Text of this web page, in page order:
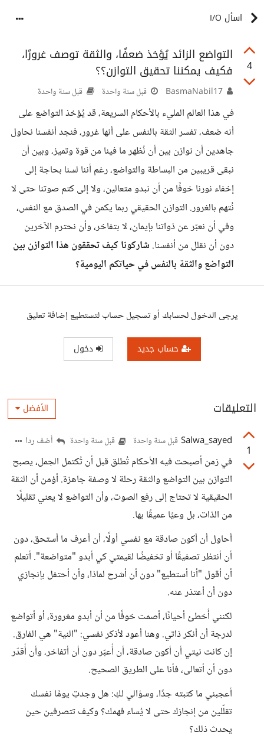
اسأل I/O
4
التواضع الزائد يُؤخذ ضعفًا، والثقة توصف غرورًا،
فكيف يمكننا تحقيق التوازن؟؟
قبل سنة واحدة قبل سنة واحدة
في هذا العالم المليء بالأحكام السريعة، قد يُؤخذ التواضع على
أنه ضعف، تفسر الثقة بالنفس على أنها غرور، فنجد أنفسنا نحاول
جاهدين أن نوازن بين أن نُظهر ما فينا من قوة وتميز، وبين أن
نبقى قريبين من البساطة والتواضع، رغم أننا لسنا بحاجة إلى
إخفاء نورنا خوفًا من أن نبدو متعالين، ولا إلى كتم صوتنا حتى لا
نُتهم بالغرور. التوازن الحقيقي ربما يكمن في الصدق مع النفس،
وفي أن نعبّر عن ذواتنا بإيمان، لا بتفاخر، وأن نحترم الآخرين
دون أن نقلل من أنفسنا. شاركونا كيف تحققون هذا التوازن بين
التواضع والثقة بالنفس في حياتكم اليومية؟
يرجى الدخول لحسابك أو تسجيل حساب لتستطيع إضافة تعليق
حساب جديد دخول
التعليقات الأفضل
1
Salwa_sayed قبل سنة واحدة قبل سنة واحدة أضف ردا
في زمن أصبحت فيه الأحكام تُطلق قبل أن تُكتمل الجمل، يصبح
التوازن بين التواضع والثقة رحلة لا وصفة جاهزة. أؤمن أن الثقة
الحقيقية لا تحتاج إلى رفع الصوت، وأن التواضع لا يعني تقليلًا
من الذات، بل وعيًا عميقًا بها.
أحاول أن أكون صادقة مع نفسي أولًا، أن أعرف ما أستحق، دون
أن أنتظر تصفيقًا أو تخفيضًا لقيمتي كي أبدو "متواضعة". أتعلم
أن أقول "أنا أستطيع" دون أن أشرح لماذا، وأن أحتفل بإنجازي
دون أن أعتذر عنه.
لكنني أُخطئ أحيانًا، أصمت خوفًا من أن أبدو مغرورة، أو أتواضع
لدرجة أن أنكر ذاتي. وهنا أعود لأذكر نفسي: "النية" هي الفارق.
إن كانت نيتي أن أكون صادقة، أن أُعبّر دون أن أتفاخر، وأن أُقدّر
دون أن أتعالى، فأنا على الطريق الصحيح.
أعجبني ما كتبته جدًا، وسؤالي لكِ: هل وجدتِ يومًا نفسك
تقلّلين من إنجازك حتى لا يُساء فهمك؟ وكيف تتصرفين حين
يحدث ذلك؟